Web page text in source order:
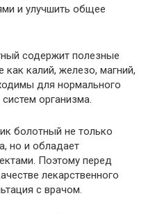
и улучшить общее
содержит полезные
калий, железо, магний,
для нормального
организма.
болотный не только
но и обладает
Поэтому перед
лекарственного
с врачом.